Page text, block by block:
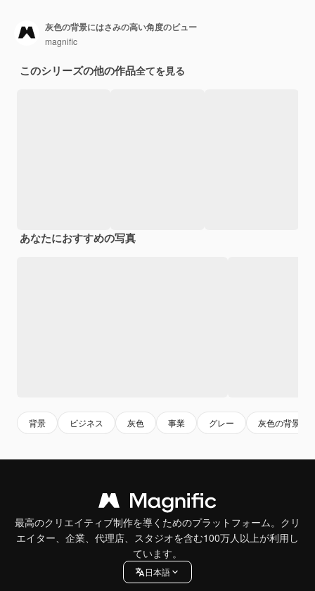
灰色の背景にはさみの高い角度のビュー
magnific
このシリーズの他の作品全てを見る
あなたにおすすめの写真
背景 ビジネス 灰色 事業 グレー 灰色の背景
最高のクリエイティブ制作を導くためのプラットフォーム。クリ
エイター、企業、代理店、スタジオを含む100万人以上が利用し
ています。
日本語